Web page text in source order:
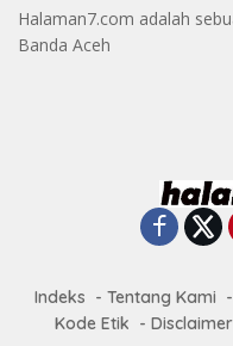
Halaman7.com adalah
Banda Aceh
Indeks Tentang Kami
Kode Etik
Disclaimer